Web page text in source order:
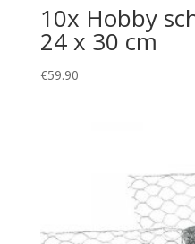
10x Hobby
24 x 30 cm
€59.90